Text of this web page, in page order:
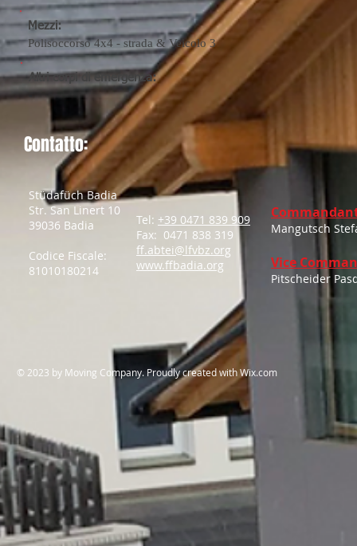
Mezzi:
Polisoccorso 4x4 - strada & Veicolo 3
Altri corpi di emergenza:
-
Contatto:
Stüdafüch Badia
Str. San Linert 10
39036 Badia
Codice Fiscale:
81010180214
Tel: +39 0471 839 909
Fax: 0471 838 319
ff.abtei@lfvbz.org
www.ffbadia.org
Mangutsch
Vice
Pitscheider
​© 2023 by Moving Company. Proudly created withWix.com